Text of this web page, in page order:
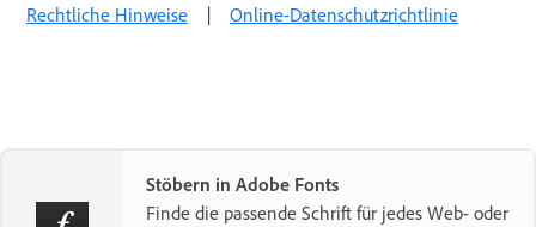
Rechtliche Hinweise | Online-Datenschutzrichtlinie
Stöbern in Adobe Fonts
Finde die passende Schrift für jedes Web- oder